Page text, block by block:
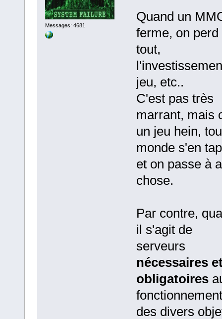
Messages: 4681
Quand un
ferme, on perd
tout,
jeu, etc..
C'est pas très
marrant, mais
un jeu hein,
monde s'en
et on passe à
chose.
Par contre,
il s'agit de
serveurs
nécessaires
obligatoires
fonctionnement
des divers